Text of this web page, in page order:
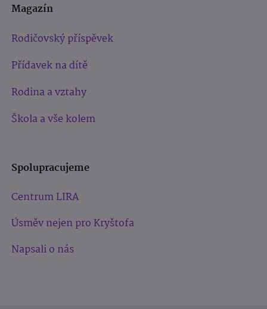
Magazín
Rodičovský příspěvek
Přídavek na dítě
Rodina a vztahy
Škola a vše kolem
Spolupracujeme
Centrum LIRA
Úsměv nejen pro Kryštofa
Napsali o nás